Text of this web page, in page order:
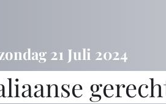
21 Juli 2024